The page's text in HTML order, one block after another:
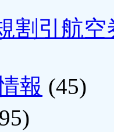
割引航空
報 (45)